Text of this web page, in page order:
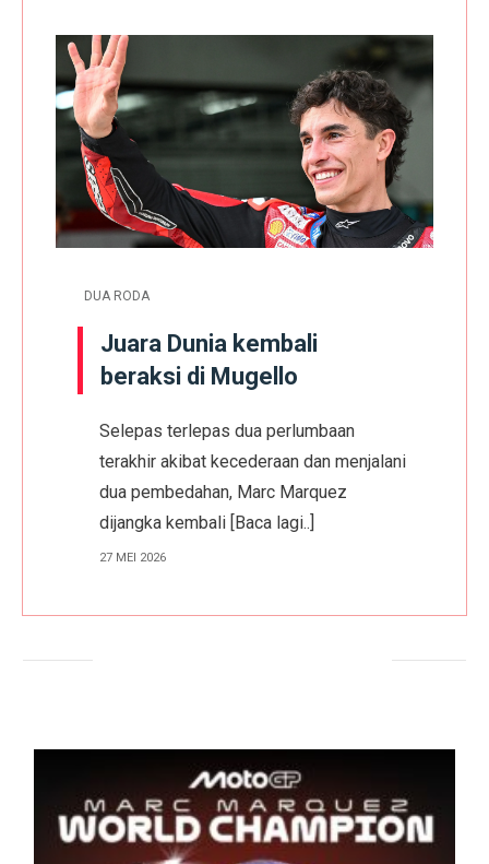
DUA RODA
Juara Dunia kembali
beraksi di Mugello
Selepas terlepas dua perlumbaan
terakhir akibat kecederaan dan menjalani
dua pembedahan, Marc Marquez
dijangka kembali [Baca lagi..]
27 MEI 2026